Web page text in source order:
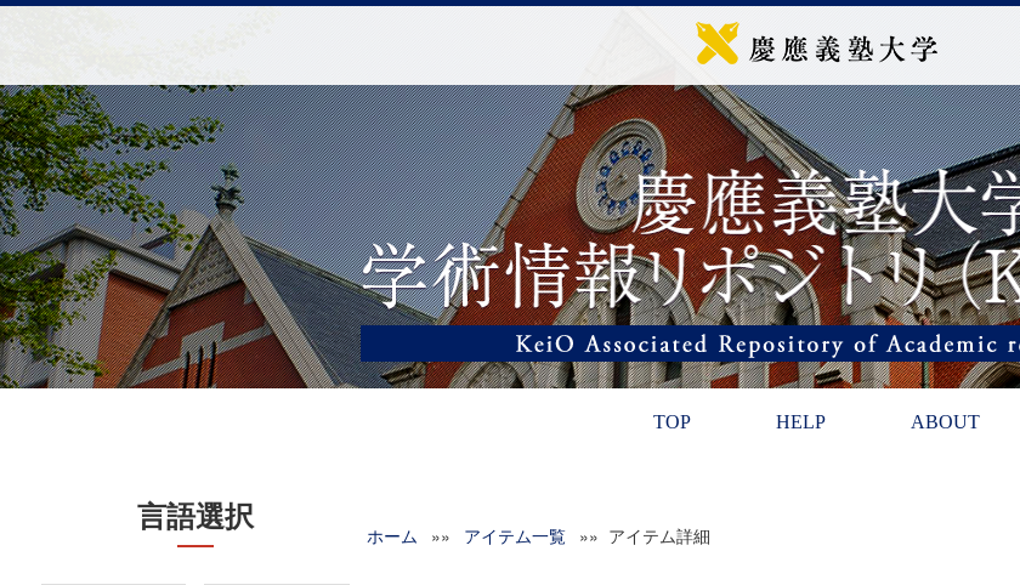
TOP HELP ABOUT
言語選択
ホーム »» アイテム一覧 »» アイテム詳細